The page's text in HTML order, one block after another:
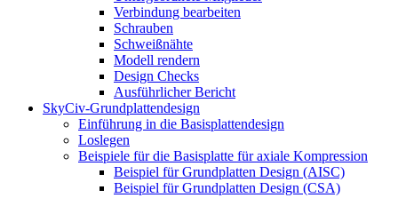
Verbindung bearbeiten
Schrauben
Schweißnähte
Modell rendern
Design Checks
Ausführlicher Bericht
SkyCiv-Grundplattendesign
Einführung in die Basisplattendesign
Loslegen
Beispiele für die Basisplatte für axiale Kompression
Beispiel für Grundplatten Design (AISC)
Beispiel für Grundplatten Design (CSA)